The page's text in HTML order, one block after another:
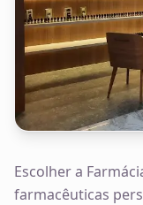
Escolher a
farmacêuticas